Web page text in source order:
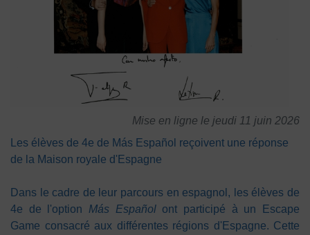
Mise en ligne le jeudi 11 juin 2026
Les élèves de 4e de Más Español reçoivent une réponse
de la Maison royale d'Espagne
Dans le cadre de leur parcours en espagnol, les élèves de
4e de l'option Más Españolont participé à un Escape
Game consacré aux différentes régions d'Espagne. Cette